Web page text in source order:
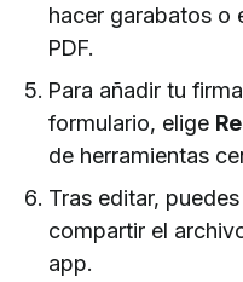
hacer garabatos o
PDF.
Para añadir tu
formulario, elige
de herramientas
Tras editar,
compartir el
app.